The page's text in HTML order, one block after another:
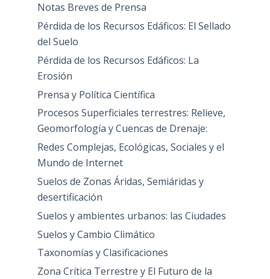
Notas Breves de Prensa
Pérdida de los Recursos Edáficos: El Sellado
del Suelo
Pérdida de los Recursos Edáficos: La
Erosión
Prensa y Política Científica
Procesos Superficiales terrestres: Relieve,
Geomorfología y Cuencas de Drenaje:
Redes Complejas, Ecológicas, Sociales y el
Mundo de Internet
Suelos de Zonas Áridas, Semiáridas y
desertificación
Suelos y ambientes urbanos: las Ciudades
Suelos y Cambio Climático
Taxonomías y Clasificaciones
Zona Crítica Terrestre y El Futuro de la